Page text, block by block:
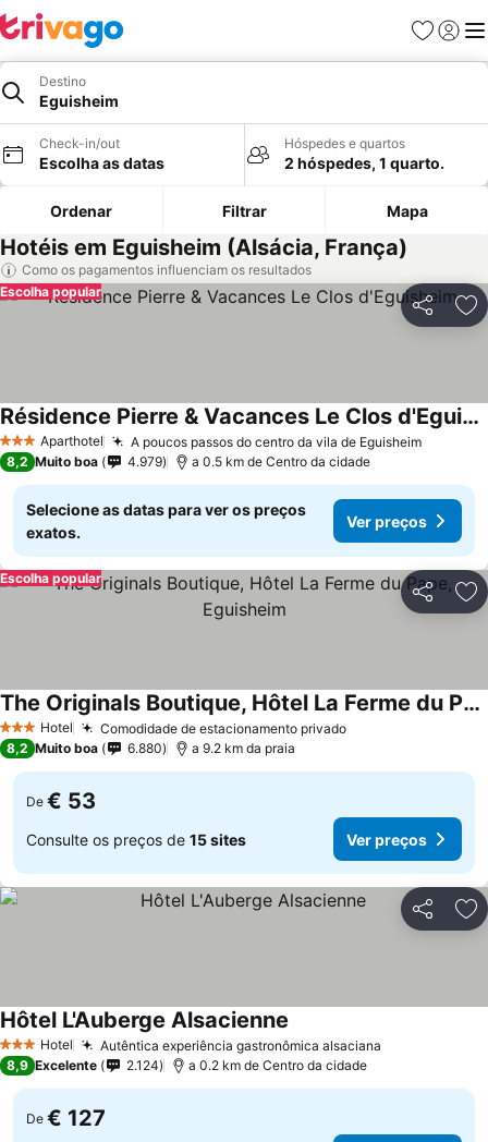
Favoritos
Iniciar
Destino
Eguisheim
Check-in/out
Escolha as datas
Hóspedes e quartos
2 hóspedes, 1 quarto.
Ordenar Filtrar Mapa
Hotéis em Eguisheim (Alsácia, França)
Como os pagamentos influenciam os resultados
Partilhar
Escolha popular
3 EstrelasAparthotel A poucos passos do centro da vila de Eguisheim
Résidence Pierre & Vacances Le Clos d'Eguisheim
8,2 Muito boa 4.979 a 0.5 km de Centro da cidade
Selecione as datas para ver os preços
exatos.
Ver preços
Partilhar
Escolha popular
3 EstrelasHotel Comodidade de estacionamento privado
The Originals Boutique, Hôtel La Ferme du Pape, Eguisheim
8,2 Muito boa 6.880 a 9.2 km da praia
De € 53
Consulte os preços de 15 sites Ver preços
Partilhar
3 EstrelasHotel Autêntica experiência gastronômica alsaciana
Hôtel L'Auberge Alsacienne
8,9 Excelente 2.124 a 0.2 km de Centro da cidade
De € 127